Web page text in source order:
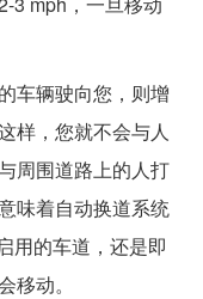
车辆驶向您，则增
样，您就不会与人
周围道路上的人打
味着自动换道系统
用的车道，还是即
动。